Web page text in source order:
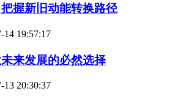
握新旧动能转换路径
19:57:17
来发展的必然选择
20:30:37